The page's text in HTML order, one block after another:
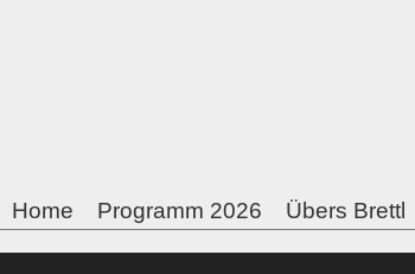
Übers Brettl
Programm 2026
Home